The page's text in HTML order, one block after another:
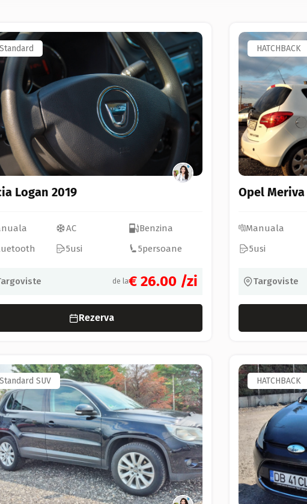
Standard
Logan 2019
AC
Benzina
5usi 5persoane
de la€ 26.00 /zi
Rezerva
HATCHBACK
Opel Meriva
Manuala
5usi
Targoviste
Standard SUV HATCHBACK